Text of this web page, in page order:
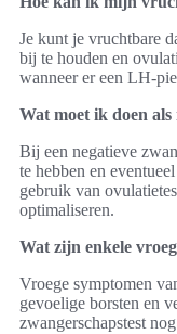
Je kunt je vruchtbare
bij te houden en
wanneer er een LH-
Wat moet ik doen als
Bij een negatieve
te hebben en
gebruik van
optimaliseren.
Wat zijn enkele
Vroege symptomen
gevoelige borsten en
zwangerschapstest